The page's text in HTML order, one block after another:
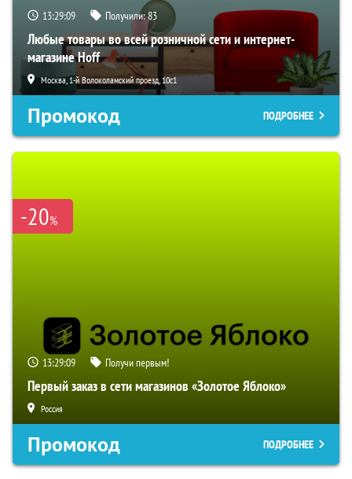
13:29:08 Получили:83
Любые товары во всей розничной сети и интернет-
магазине Hoff
Москва, 1-й Волоколамский проезд, 10с1
Промокод ПОДРОБНЕЕ
-20%
13:29:08 Получи первым!
Первый заказ в сети магазинов «Золотое Яблоко»
Россия
Промокод ПОДРОБНЕЕ